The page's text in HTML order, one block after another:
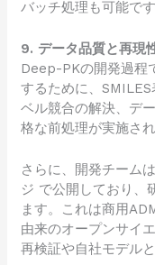
バッチ処理も可能です
9. データ品質と再現
Deep-PKの開発過程
するために、
ベル競合の解決、デ
格な前処理が実施され
さらに、開発チーム
ジ で公開しており、
ます。これは商用
由来のオープンサイ
再検証や自社モデル